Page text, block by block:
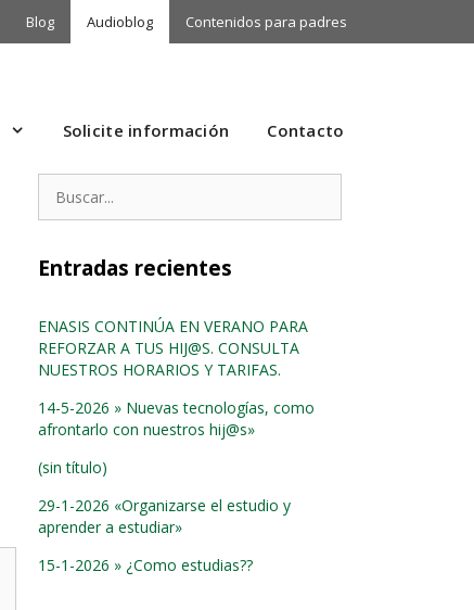
Blog Audioblog Contenidos para padres
Solicite información Contacto
Entradas recientes
ENASIS CONTINÚA EN VERANO PARA
REFORZAR A TUS HIJ@S. CONSULTA
NUESTROS HORARIOS Y TARIFAS.
14-5-2026 » Nuevas tecnologías, como
afrontarlo con nuestros hij@s»
(sin título)
29-1-2026 «Organizarse el estudio y
aprender a estudiar»
15-1-2026 » ¿Como estudias??